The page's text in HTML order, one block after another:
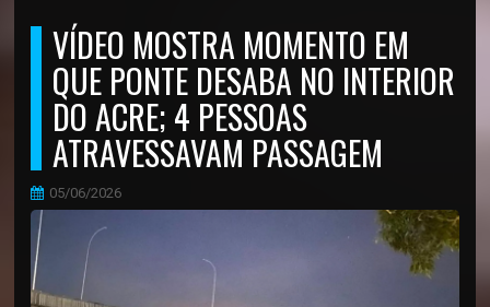
VÍDEO MOSTRA MOMENTO EM
QUE PONTE DESABA NO INTERIOR
DO ACRE; 4 PESSOAS
ATRAVESSAVAM PASSAGEM
05/06/2026